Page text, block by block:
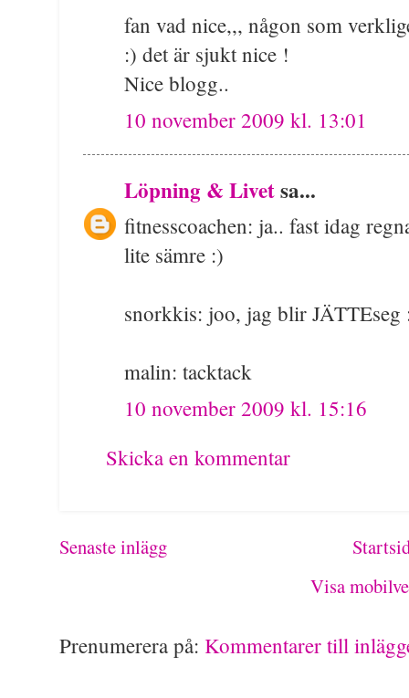
fan vad nice,,, någon som
:) det är sjukt nice !
Nice blogg..
10 november 2009 kl. 13:01
Löpning & Livetsa...
fitnesscoachen: ja.. fast idag
lite sämre :)
snorkkis: joo, jag blir JÄTTEseg
malin: tacktack
10 november 2009 kl. 15:16
Skicka en kommentar
Senaste inlägg
Visa
Prenumerera på: Kommentarer till